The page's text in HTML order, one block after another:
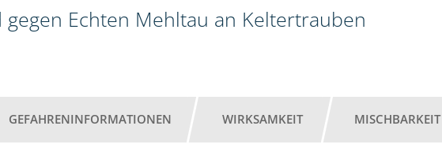
gegen Echten Mehltau an Keltertrauben
GEFAHRENINFORMATIONEN WIRKSAMKEIT MISCHBARKEIT